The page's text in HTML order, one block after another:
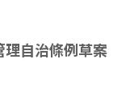
自治條例草案